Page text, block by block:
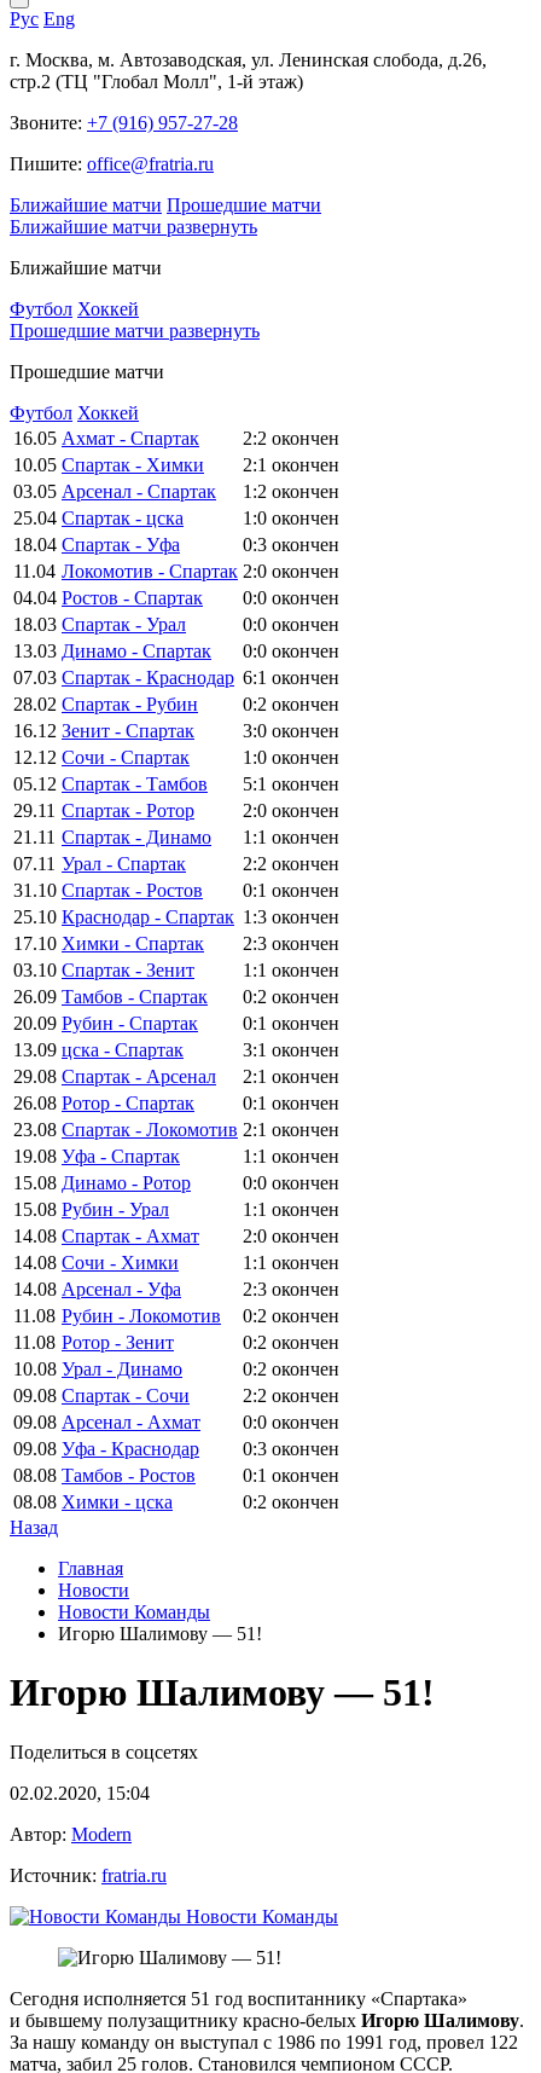
Рус Eng
г. Москва, м. Автозаводская, ул. Ленинская слобода, д.26,
стр.2 (ТЦ "Глобал Молл", 1-й этаж)
Звоните: +7 (916) 957-27-28
Пишите: office@fratria.ru
Ближайшие матчи Прошедшие матчи
Ближайшие матчи развернуть
Ближайшие матчи
Футбол Хоккей
Прошедшие матчи развернуть
Прошедшие матчи
Футбол Хоккей
16.05 Ахмат - Спартак 2:2 окончен
10.05 Спартак - Химки 2:1 окончен
03.05 Арсенал - Спартак 1:2 окончен
25.04 Спартак - цска 1:0 окончен
18.04 Спартак - Уфа 0:3 окончен
11.04 Локомотив - Спартак 2:0 окончен
04.04 Ростов - Спартак 0:0 окончен
18.03 Спартак - Урал 0:0 окончен
13.03 Динамо - Спартак 0:0 окончен
07.03 Спартак - Краснодар 6:1 окончен
28.02 Спартак - Рубин 0:2 окончен
16.12 Зенит - Спартак 3:0 окончен
12.12 Сочи - Спартак 1:0 окончен
05.12 Спартак - Тамбов 5:1 окончен
29.11 Спартак - Ротор 2:0 окончен
21.11 Спартак - Динамо 1:1 окончен
07.11 Урал - Спартак 2:2 окончен
31.10 Спартак - Ростов 0:1 окончен
25.10 Краснодар - Спартак 1:3 окончен
17.10 Химки - Спартак 2:3 окончен
03.10 Спартак - Зенит 1:1 окончен
26.09 Тамбов - Спартак 0:2 окончен
20.09 Рубин - Спартак 0:1 окончен
13.09 цска - Спартак 3:1 окончен
29.08 Спартак - Арсенал 2:1 окончен
26.08 Ротор - Спартак 0:1 окончен
23.08 Спартак - Локомотив 2:1 окончен
19.08 Уфа - Спартак 1:1 окончен
15.08 Динамо - Ротор 0:0 окончен
15.08 Рубин - Урал 1:1 окончен
14.08 Спартак - Ахмат 2:0 окончен
14.08 Сочи - Химки 1:1 окончен
14.08 Арсенал - Уфа 2:3 окончен
11.08 Рубин - Локомотив 0:2 окончен
11.08 Ротор - Зенит 0:2 окончен
10.08 Урал - Динамо 0:2 окончен
09.08 Спартак - Сочи 2:2 окончен
09.08 Арсенал - Ахмат 0:0 окончен
09.08 Уфа - Краснодар 0:3 окончен
08.08 Тамбов - Ростов 0:1 окончен
08.08 Химки - цска 0:2 окончен
Назад
Главная
Новости
Новости Команды
Игорю Шалимову — 51!
Игорю Шалимову — 51!
Поделиться в соцсетях
02.02.2020, 15:04
Автор: Modern
Источник: fratria.ru
Новости Команды
Сегодня исполняется 51 год воспитаннику «Спартака»
и бывшему полузащитнику красно-белых Игорю Шалимову.
За нашу команду он выступал с 1986 по 1991 год, провел 122
матча, забил 25 голов. Становился чемпионом СССР.